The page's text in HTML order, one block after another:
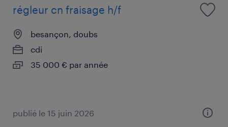
régleur cn fraisage h/f
besançon, doubs
cdi
35 000 € par année
publié le 15 juin 2026